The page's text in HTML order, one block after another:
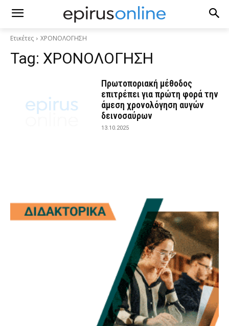
Ετικέτες ΧΡΟΝΟΛΟΓΗΣΗ
Tag: ΧΡΟΝΟΛΟΓΗΣΗ
Πρωτοποριακή μέθοδος
επιτρέπει για πρώτη φορά την
άμεση χρονολόγηση αυγών
δεινοσαύρων
13.10.2025